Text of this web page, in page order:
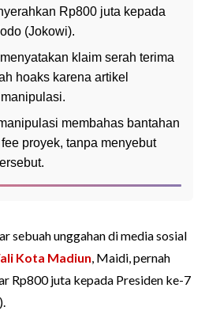
Rp800 juta kepada
(Jokowi).
klaim serah terima
hoaks karena artikel
membahas bantahan
proyek, tanpa menyebut
sebuah unggahan di media sosial
Kota Madiun, Maidi, pernah
Rp800 juta kepada Presiden ke-7